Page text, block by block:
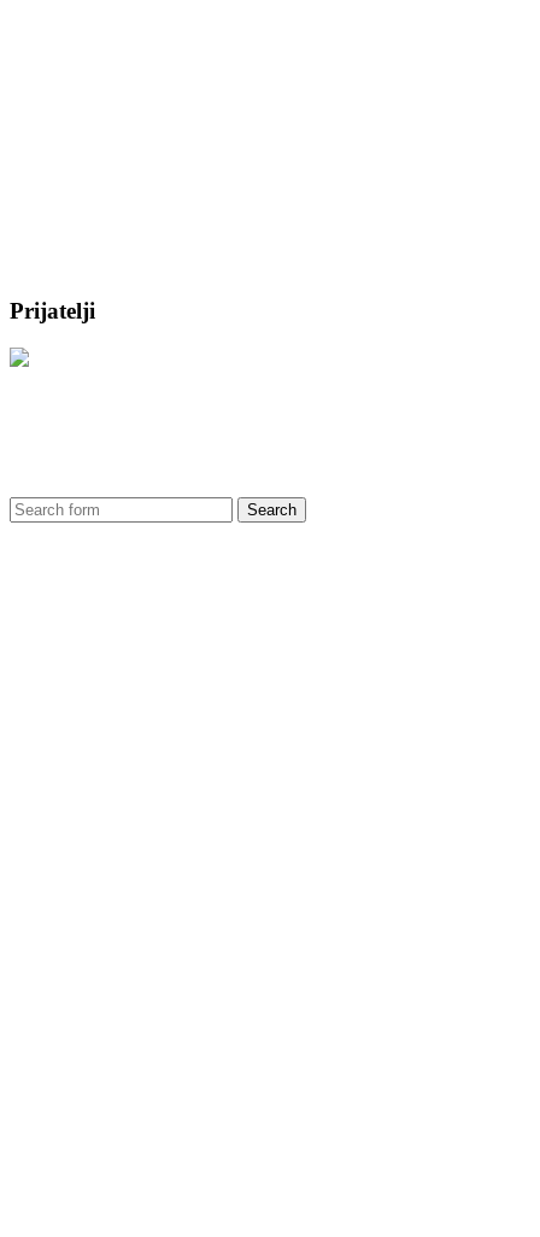
Prijatelji
Search